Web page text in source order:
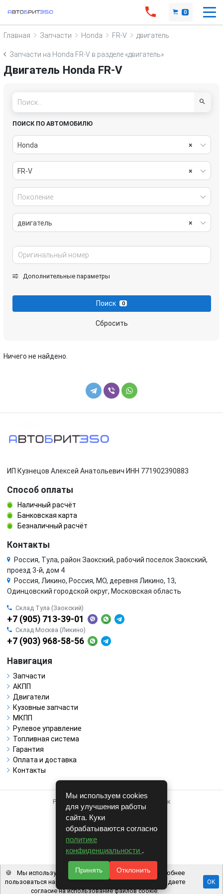
0
Главная Запчасти Honda FR-V двигатель
Запчасти на Honda FR-V в разделе «двигатель»
Двигатель Honda FR-V
ПОИСК ПО АВТОМОБИЛЮ
×
Honda
×
FR-V
Поколение
×
двигатель
Дополнительные параметры
Поиск 0
Сбросить
Ничего не найдено.
ИП Кузнецов Алексей Анатольевич ИНН 771902390883
Способ оплаты
Наличный расчёт
Банковская карта
Безналичный расчёт
Контакты
Россия, Тула, район Заокский, рабочий поселок Заокский,
проезд 3-й, дом 4
Россия, Ликино, Россия, МО, деревня Ликино, 13,
Одинцовский городской округ, Московская область
Склад Тула (Заокский)
+7 (905) 713-39-01
Склад Москва (Ликино)
+7 (903) 968-58-56
Навигация
Запчасти
АКПП
Двигатели
Кузовные запчасти
МКПП
Рулевое управление
Топливная система
Гарантия
Оплата и доставка
Контакты
Работает на системе для авторазборок
CARRO.БИЗНЕС
Полная версия
© COPYRIGHT 2026 г.
v1.1.24
Мы используем cookies
для улучшения работы
сайта. Куки
обрабатываются согласно
политике
конфиденциальности .
Принять Отклонить
🍪
Мы используем файлы cookie, чтобы вам было удобнее
пользоваться нашим сайтом. Используя наш сайт, вы даете
согласие на использование файлов cookie.
OK